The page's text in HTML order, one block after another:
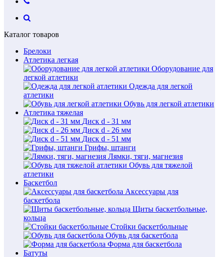
Каталог товаров
Брелоки
Атлетика легкая
Оборудование для
легкой атлетики
Одежда для легкой
атлетики
Обувь для легкой атлетики
Атлетика тяжелая
Диск d - 31 мм
Диск d - 26 мм
Диск d - 51 мм
Грифы, штанги
Лямки, тяги, магнезия
Обувь для тяжелой
атлетики
Баскетбол
Аксессуары для
баскетбола
Щиты баскетбольные,
кольца
Стойки баскетбольные
Обувь для баскетбола
Форма для баскетбола
Батуты